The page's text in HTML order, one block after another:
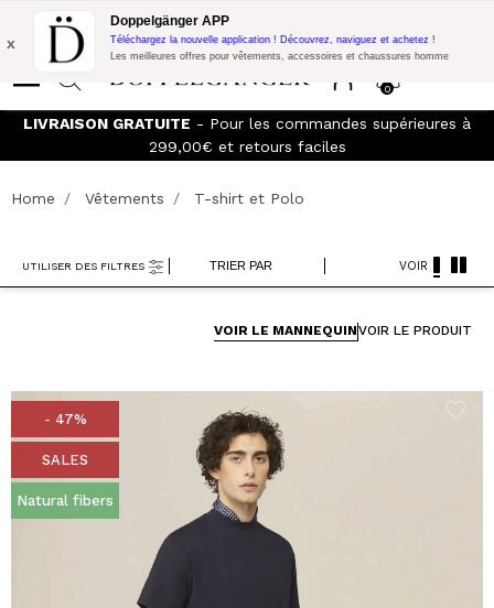
Promo Flash: 10% de réduction supplémentaire sur 300€ d'achat
avec le code:
0
x
Doppelgänger APP
Téléchargez la nouvelle application ! Découvrez, naviguez et achetez !
Les meilleures offres pour vêtements, accessoires et chaussures homme
Rejoignez leDoppelganger Club!Découvrez tous les
avantages etles réductions allant jusqu'à -20%
Home Vêtements T-shirt et Polo
TRIER PAR
UTILISER DES FILTRES VOIR
VOIR LE MANNEQUINVOIR LE PRODUIT
- 47%
SALES
Natural fibers